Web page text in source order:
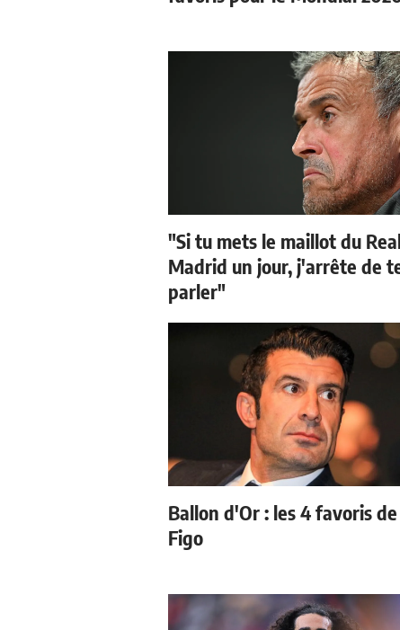
"Si tu mets le maillot du
Madrid un jour, j'arrête de
parler"
Ballon d'Or : les 4 favoris
Figo